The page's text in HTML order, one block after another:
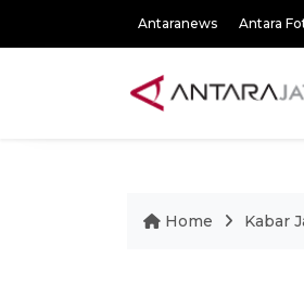
Antaranews Antara
Home Kabar